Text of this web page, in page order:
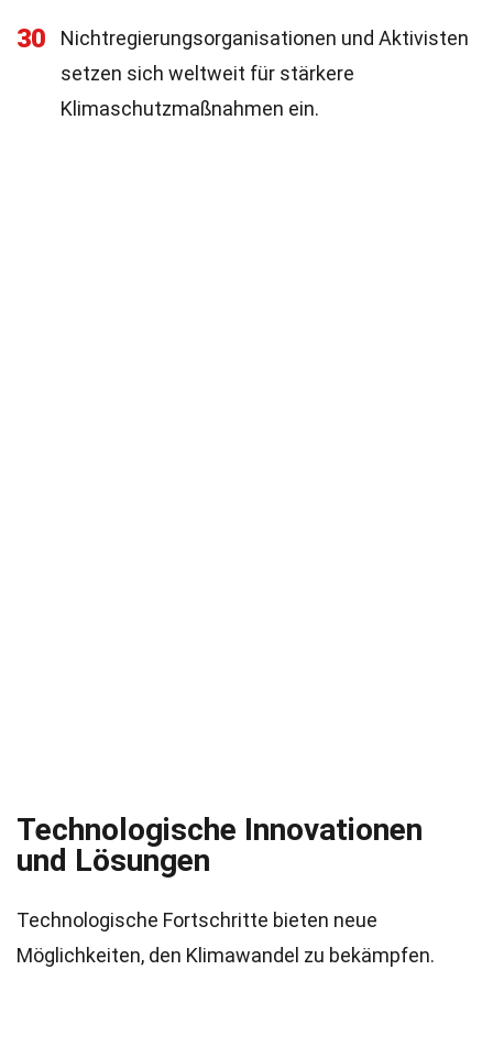
30
Nichtregierungsorganisationen und Aktivisten
setzen sich weltweit für stärkere
Klimaschutzmaßnahmen ein.
Technologische Innovationen
und Lösungen
Technologische Fortschritte bieten neue
Möglichkeiten, den Klimawandel zu bekämpfen.